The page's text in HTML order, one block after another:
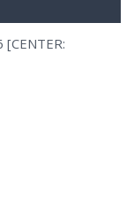
[CENTER: